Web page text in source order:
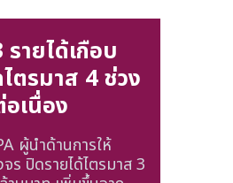
ายได้เกือบ
ตรมาส 4 ช่วง
เนื่อง
ผู้นำด้านการให้
ร ปิดรายได้ไตรมาส 3